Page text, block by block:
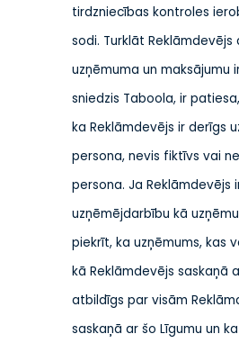
tirdzniecības kontroles
sodi. Turklāt Reklāmdevējs
uzņēmuma un maksājumu
sniedzis Taboola, ir
ka Reklāmdevējs ir derīgs
persona, nevis fiktīvs vai
persona. Ja Reklāmdevējs
uzņēmējdarbību kā
piekrīt, ka uzņēmums, kas
kā Reklāmdevējs saskaņā
atbildīgs par visām
saskaņā ar šo Līgumu un